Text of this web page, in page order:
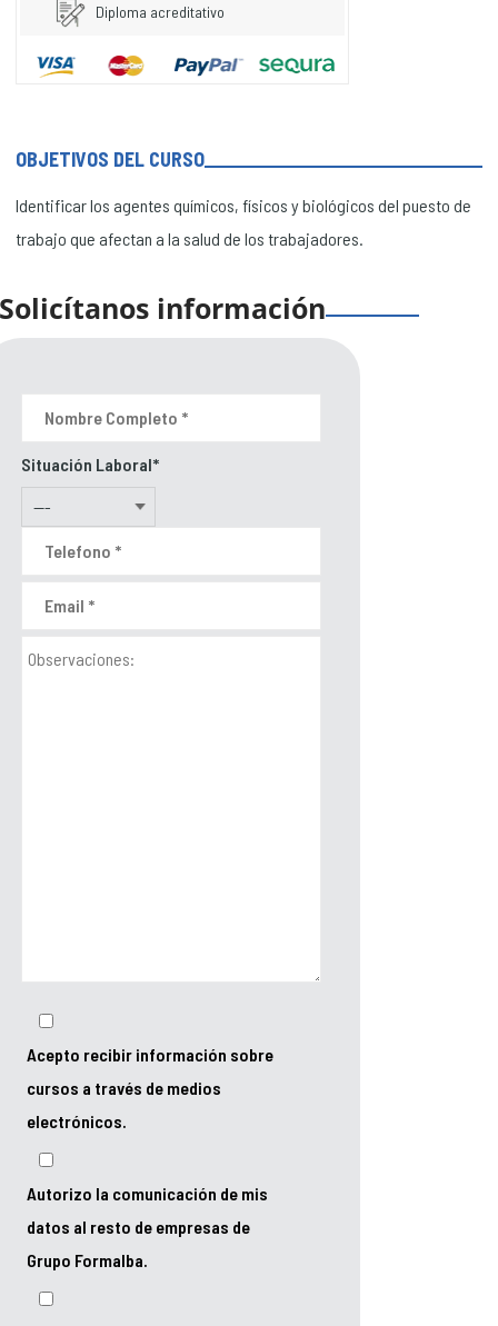
OBJETIVOS DEL CURSO
Identificar los agentes químicos, físicos y biológicos del puesto de
trabajo que afectan a la salud de los trabajadores.
Solicítanos información
Situación Laboral*
Acepto recibir información sobre
cursos a través de medios
electrónicos.
Autorizo la comunicación de mis
datos al resto de empresas de
Grupo Formalba.
Diploma acreditativo